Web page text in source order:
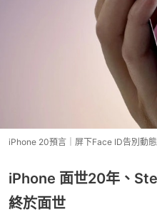
iPhone 20預言｜屏下Face ID告別動
iPhone 面世20年、
終於面世